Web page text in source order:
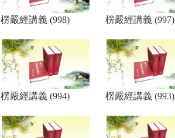
楞嚴經講義 (998) 楞嚴經講義 (997)
楞嚴經講義 (994) 楞嚴經講義 (993)